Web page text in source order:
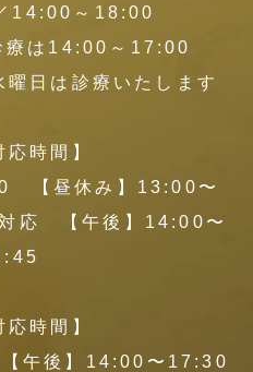
14:00～18:00
は14:00～17:00
日は診療いたします
応時間】
【昼休み】13:00〜
応 【午後】14:00〜
応時間】
午後】14:00〜17:30